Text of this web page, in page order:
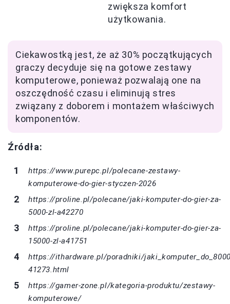
zwiększa komfort
użytkowania.
Ciekawostką jest, że aż 30% początkujących
graczy decyduje się na gotowe zestawy
komputerowe, ponieważ pozwalają one na
oszczędność czasu i eliminują stres
związany z doborem i montażem właściwych
komponentów.
Źródła:
https://www.purepc.pl/polecane-zestawy-
komputerowe-do-gier-styczen-2026
https://proline.pl/polecane/jaki-komputer-do-gier-za-
5000-zl-a42270
https://proline.pl/polecane/jaki-komputer-do-gier-za-
15000-zl-a41751
https://ithardware.pl/poradniki/
41273.html
https://gamer-zone.pl/kategoria-produktu/zestawy-
komputerowe/